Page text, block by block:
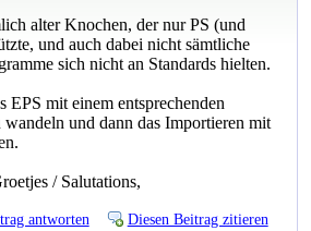
alter Knochen, der nur PS (und
und auch dabei nicht sämtliche
sich nicht an Standards hielten.
EPS mit einem entsprechenden
und dann das Importieren mit
/ Salutations,
antworten Diesen Beitrag zitieren